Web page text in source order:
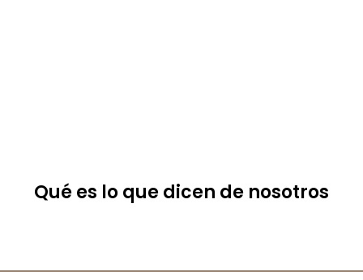
Qué es lo que dicen de nosotros